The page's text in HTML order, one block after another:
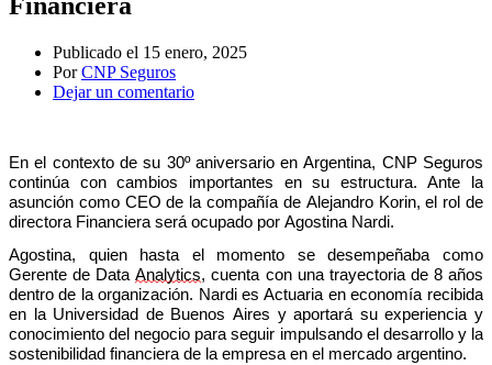
Financiera
Publicado el 15 enero, 2025
PorCNP Seguros
Dejar un comentario
Enel contexto de su 30º aniversario en Argentina, CNP Seguros
continúa con cambios importantes en su estructura. Ante la
asunción como CEO de lacompañíade Alejandro Korin, el rol de
directoraFinanciera será ocupado por Agostina Nardi.
Agostina, quien
hasta el momento se desempeñaba como
Gerente de DataAnalytics, cuenta con una trayectoriade 8años
dentro de la organización. Nardi esActuariaen economíarecibida
en la Universidad de Buenos Aires yaportará su experiencia y
conocimiento del negocio para seguir impulsando el desarrollo y la
sostenibilidad financiera de la empresa en el mercado argentino.